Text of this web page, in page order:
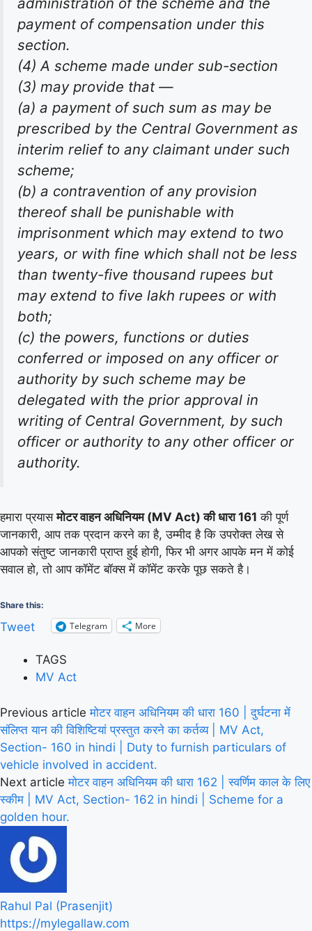
payment of compensation under this
section.
(4) A scheme made under sub-section
(3) may provide that —
(a) a payment of such sum as may be
prescribed by the Central Government as
interim relief to any claimant under such
scheme;
(b) a contravention of any provision
thereof shall be punishable with
imprisonment which may extend to two
years, or with fine which shall not be less
than twenty-five thousand rupees but
may extend to five lakh rupees or with
both;
(c) the powers, functions or duties
conferred or imposed on any officer or
authority by such scheme may be
delegated with the prior approval in
writing of Central Government, by such
officer or authority to any other officer or
authority.
हमारा प्रयासमोटर वाहन अधिनियम (MV Act) की धारा 161 की पूर्ण
जानकारी, आप तक प्रदान करने का है, उम्मीद है कि उपरोक्त लेख से
आपको संतुष्ट जानकारी प्राप्त हुई होगी, फिर भी अगर आपके मन में कोई
सवाल हो, तो आप कॉमेंट बॉक्स में कॉमेंट करके पूछ सकते है।
Share this:
Tweet Telegram More
TAGS
MV Act
Previous article मोटर वाहन अधिनियम की धारा 160 | दुर्घटना में
संलिप्त यान की विशिष्टियां प्रस्तुत करने का कर्तव्य | MV Act,
Section- 160 in hindi | Duty to furnish particulars of
vehicle involved in accident.
Next article मोटर वाहन अधिनियम की धारा 162 | स्वर्णिम काल के लिए
स्कीम | MV Act, Section- 162 in hindi | Scheme for a
golden hour.
Rahul Pal (Prasenjit)
https://mylegallaw.com